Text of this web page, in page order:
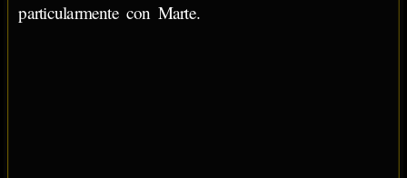
particularmente con Marte.